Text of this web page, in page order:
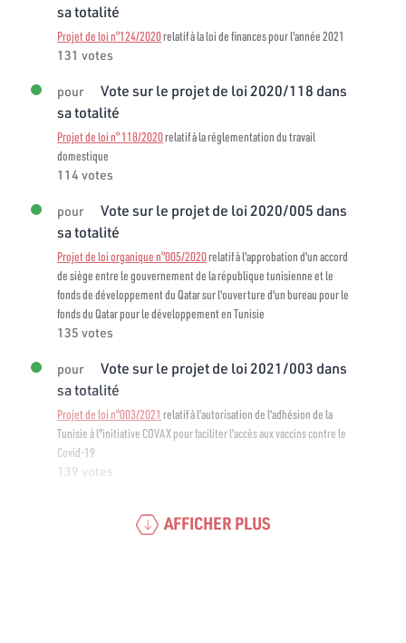
sa totalité
Projet de loi n°124/2020relatif à la loi de finances pour l'année 2021
131 votes
pour
Vote sur le projet de loi 2020/118 dans
sa totalité
Projet de loi n° 118/2020relatif à la réglementation du travail
domestique
114 votes
pour
Vote sur le projet de loi 2020/005 dans
sa totalité
Projet de loi organique n°005/2020relatif à l'approbation d'un accord
de siège entre le gouvernement de la république tunisienne et le
fonds de développement du Qatar sur l'ouverture d'un bureau pour le
fonds du Qatar pour le développement en Tunisie
135 votes
pour
Vote sur le projet de loi 2021/003 dans
sa totalité
Projet de loi n°003/2021 relatif à l’autorisation de l'adhésion de la
Tunisie à l"initiative COVAX pour faciliter l'accès aux vaccins contre le
Covid-19
139 votes
AFFICHER PLUS